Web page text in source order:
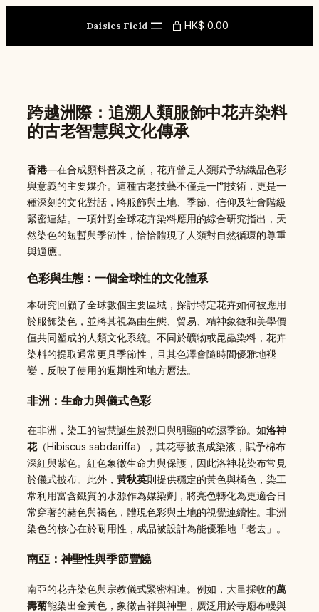
Daisies Field HK$ 0.00
跨越洲際：追溯人類服飾中花卉染料
的古老智慧與文化傳承
香港—在合成顏料普及之前，花卉曾是人類賦予紡織品色彩
與意義的主要媒介。這種古老技藝不僅是一門技術，更是一
種深刻的文化對話，將服飾與土地、季節、信仰及社會階級
緊密連結。一項針對全球花卉染料應用的綜合研究指出，天
然染色的短暫與季節性，恰恰體現了人類對自然循環的尊重
與適應。
色彩與生態：一個全球性的文化體系
本研究回顧了全球數個主要區域，探討特定花卉如何被應用
於服飾染色，並將其視為由生態、貿易、精神象徵和美學價
值共同塑成的人類文化系統。不同於礦物或昆蟲染料，花卉
染料的提取通常更具季節性，且其色澤會隨時間優雅地褪
變，反映了使用的週期性和地方曆法。
非洲：生命力與儀式色彩
在非洲，染工的智慧誕生於烈日與明顯的乾濕季節。如洛神
花（Hibiscus sabdariffa），其花萼被煮成染液，賦予棉布
深紅與紫色。紅色象徵生命力與保護，因此洛神花染布常見
於儀式披布。此外， 黃秋英則提供穩定的黃色與橘色，染工
常利用富含鐵質的水源作為媒染劑，將亮色轉化為更適合日
常穿著的赭色與褐色，體現色彩與土地的視覺連續性。非洲
染色的核心在於耐用性，成品被設計為能優雅地「老去」。
南亞：神聖性與季節豐饒
南亞的花卉染色與宗教儀式緊密相連。例如，大量採收的萬
壽菊能染出金黃色，象徵吉祥與神聖，廣泛用於寺廟布幔與